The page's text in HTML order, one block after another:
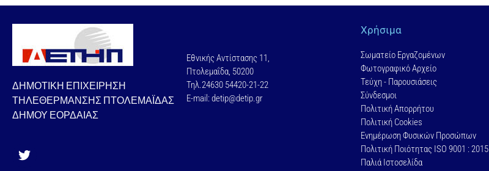
ΔΗΜΟΤΙΚΗ ΕΠΙΧΕΙΡΗΣΗ
ΤΗΛΕΘΕΡΜΑΝΣΗΣ ΠΤΟΛΕΜΑΪΔΑΣ
ΔΗΜΟΥ ΕΟΡΔΑΙΑΣ
Εθνικής Αντίστασης 11,
Πτολεμαΐδα, 50200
Τηλ.24630 54420-21-22
E-mail: detip@detip.gr
Χρήσιμα
Σωματείο Εργαζομένων
Φωτογραφικό Αρχείο
Τεύχη - Παρουσιάσεις
Σύνδεσμοι
Πολιτική Απορρήτου
Πολιτική Cookies
Ενημέρωση Φυσικών Προσώπων
Πολιτική Ποιότητας ISO 9001 : 2015
Παλιά Ιστοσελίδα